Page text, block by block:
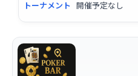
トーナメント 開催予定なし